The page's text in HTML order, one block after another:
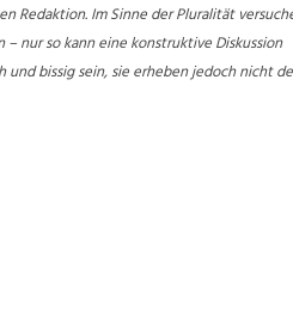
Redaktion. Im Sinne der Pluralität
nur so kann eine konstruktive Diskussion
bissig sein, sie erheben jedoch nicht